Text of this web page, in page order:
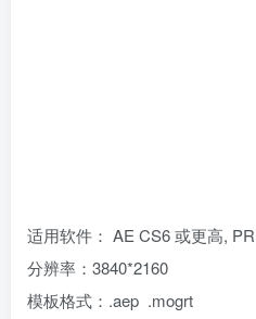
适用软件： AE CS6 或更高,
分辨率：3840*2160
模板格式：.aep .mogrt